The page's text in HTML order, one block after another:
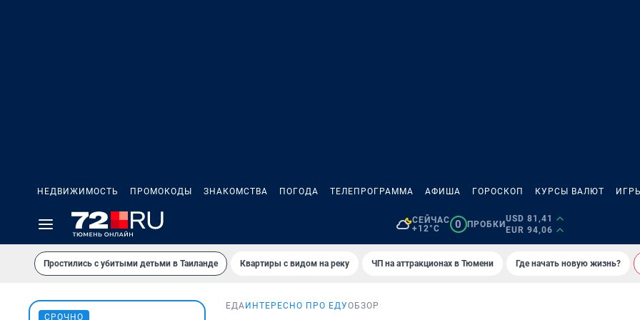
НЕДВИЖИМОСТЬ ПРОМОКОДЫ ЗНАКОМСТВА ПОГОДА ТЕЛЕПРОГРАММА АФИША ГОРОСКОП КУРСЫ ВАЛЮТ ИГРЫ
СЕЙЧАС
+12°C
0 ПРОБКИ
USD 81,41
EUR 94,06
Простились с убитыми детьми в Таиланде Квартиры с видом на реку ЧП на аттракционах в Тюмени Где начать новую жизнь?
СРОЧНО
ЕДА ИНТЕРЕСНО ПРО ЕДУОБЗОР